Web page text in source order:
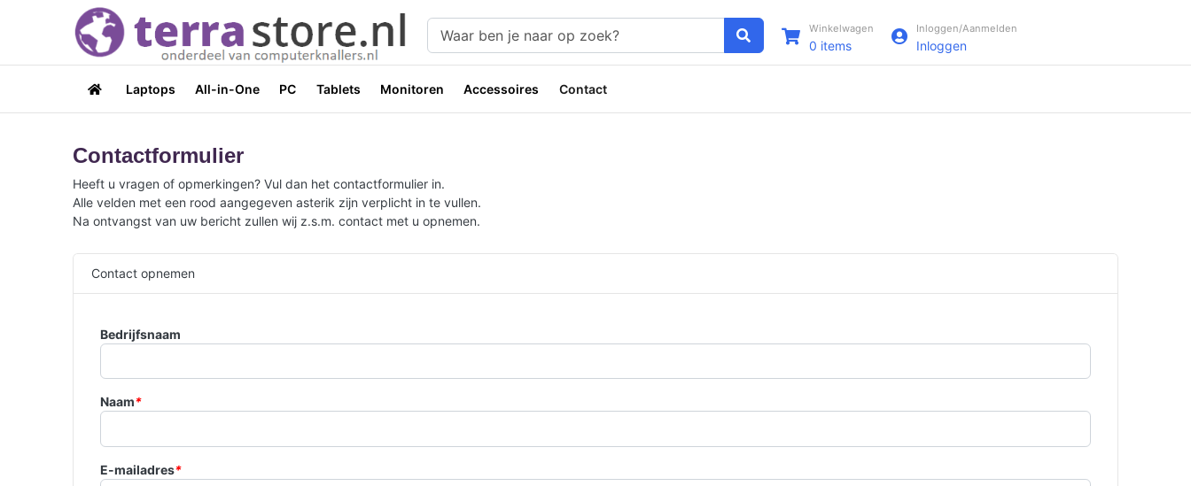
Winkelwagen
0 items
Inloggen/Aanmelden
Inloggen
Laptops All-in-One PC Tablets Monitoren Accessoires Contact
Contactformulier
Heeft u vragen of opmerkingen? Vul dan het contactformulier in.
Alle velden met een rood aangegeven asterik zijn verplicht in te vullen.
Na ontvangst van uw bericht zullen wij z.s.m. contact met u opnemen.
Contact opnemen
Bedrijfsnaam
Naam*
E-mailadres*